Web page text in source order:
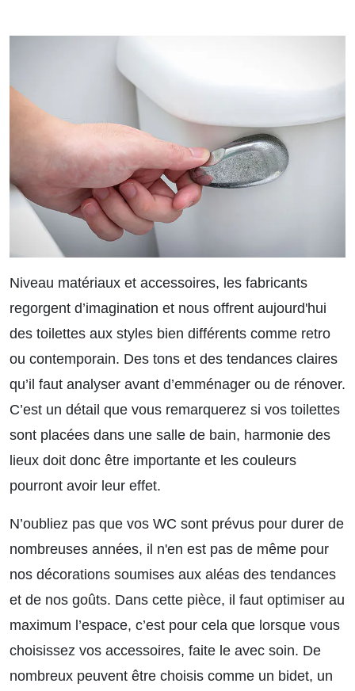
Niveau matériaux et accessoires, les fabricants
regorgent d’imagination et nous offrent aujourd'hui
des toilettes aux styles bien différents comme retro
ou contemporain. Des tons et des tendances claires
qu’il faut analyser avant d’emménager ou de rénover.
C’est un détail que vous remarquerez si vos toilettes
sont placées dans une salle de bain, harmonie des
lieux doit donc être importante et les couleurs
pourront avoir leur effet.
N’oubliez pas que vos WC sont prévus pour durer de
nombreuses années, il n'en est pas de même pour
nos décorations soumises aux aléas des tendances
et de nos goûts. Dans cette pièce, il faut optimiser au
maximum l’espace, c’est pour cela que lorsque vous
choisissez vos accessoires, faite le avec soin. De
nombreux peuvent être choisis comme un bidet, un